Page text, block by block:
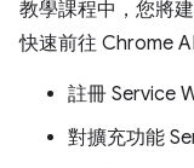
教學課程中，您將
快速前往 Chrome
註冊 Service
對擴充功能